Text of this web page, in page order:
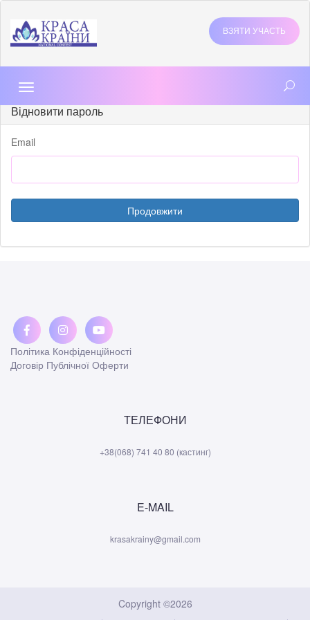
ВЗЯТИ УЧАСТЬ
Toggle
Відновити пароль
Email
Продовжити
Політика Конфіденційності
Договір Публічної Оферти
ТЕЛЕФОНИ
+38(068) 741 40 80 (кастинг)
E-MAIL
krasakrainy@gmail.com
Copyright ©2026